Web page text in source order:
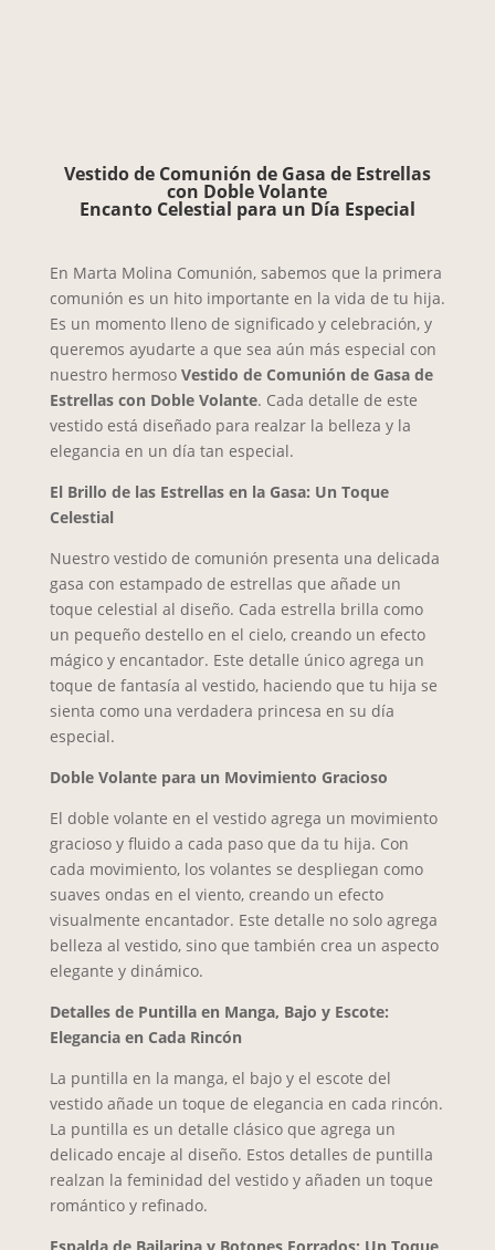
Vestido de Comunión de Gasa de Estrellas
con Doble Volante
Encanto Celestial para un Día Especial
En Marta Molina Comunión, sabemos que la primera
comunión es un hito importante en la vida de tu hija.
Es un momento lleno de significado y celebración, y
queremos ayudarte a que sea aún más especial con
nuestro hermoso Vestido de Comunión de Gasa de
Estrellas con Doble Volante. Cada detalle de este
vestido está diseñado para realzar la belleza y la
elegancia en un día tan especial.
El Brillo de las Estrellas en la Gasa: Un Toque
Celestial
Nuestro vestido de comunión presenta una delicada
gasa con estampado de estrellas que añade un
toque celestial al diseño. Cada estrella brilla como
un pequeño destello en el cielo, creando un efecto
mágico y encantador. Este detalle único agrega un
toque de fantasía al vestido, haciendo que tu hija se
sienta como una verdadera princesa en su día
especial.
Doble Volante para un Movimiento Gracioso
El doble volante en el vestido agrega un movimiento
gracioso y fluido a cada paso que da tu hija. Con
cada movimiento, los volantes se despliegan como
suaves ondas en el viento, creando un efecto
visualmente encantador. Este detalle no solo agrega
belleza al vestido, sino que también crea un aspecto
elegante y dinámico.
Detalles de Puntilla en Manga, Bajo y Escote:
Elegancia en Cada Rincón
La puntilla en la manga, el bajo y el escote del
vestido añade un toque de elegancia en cada rincón.
La puntilla es un detalle clásico que agrega un
delicado encaje al diseño. Estos detalles de puntilla
realzan la feminidad del vestido y añaden un toque
romántico y refinado.